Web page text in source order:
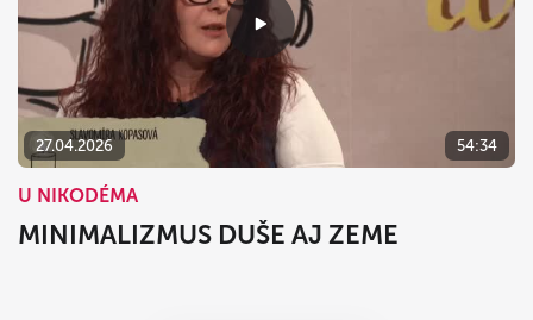
27.04.2026 54:34
U NIKODÉMA
MINIMALIZMUS DUŠE AJ ZEME